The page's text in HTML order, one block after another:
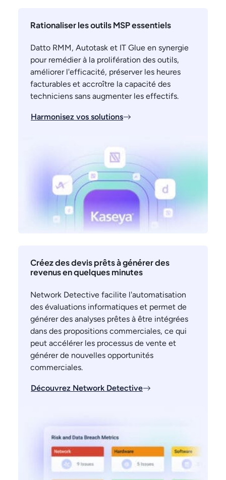
Rationaliser les outils MSP essentiels
Datto RMM, Autotask et IT Glue en synergie
pour remédier à la prolifération des outils,
améliorer l'efficacité, préserver les heures
facturables et accroître la capacité des
techniciens sans augmenter les effectifs.
Harmonisez vos solutions
Créez des devis prêts à générer des
revenus en quelques minutes
Network Detective facilite l'automatisation
des évaluations informatiques et permet de
générer des analyses prêtes à être intégrées
dans des propositions commerciales, ce qui
peut accélérer les processus de vente et
générer de nouvelles opportunités
commerciales.
Découvrez Network Detective